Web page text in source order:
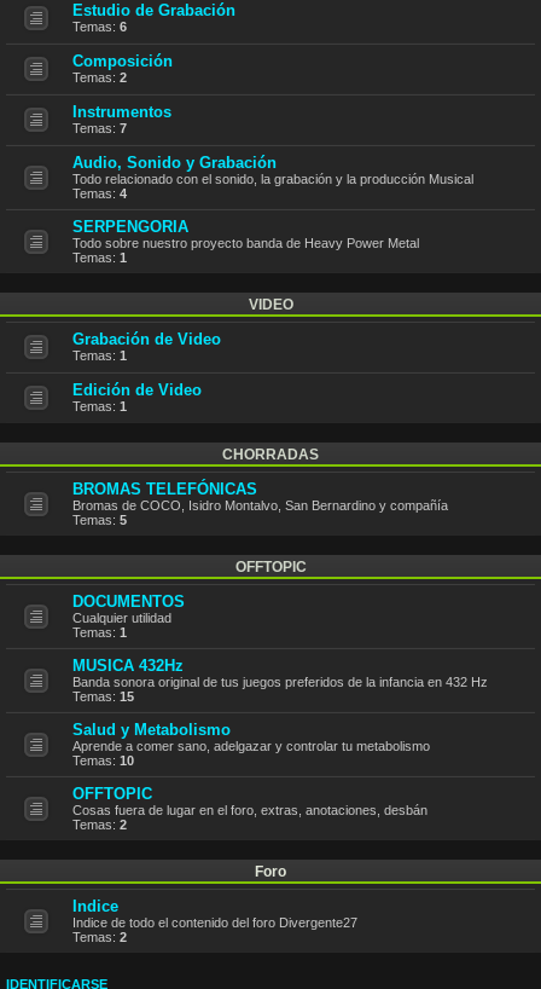
Estudio de Grabación
Temas: 6
Composición
Temas: 2
Instrumentos
Temas: 7
Audio, Sonido y Grabación
Todo relacionado con el sonido, la grabación y la producción Musical
Temas: 4
SERPENGORIA
Todo sobre nuestro proyecto banda de Heavy Power Metal
Temas: 1
VIDEO
Grabación de Video
Temas: 1
Edición de Video
Temas: 1
CHORRADAS
BROMAS TELEFÓNICAS
Bromas de COCO, Isidro Montalvo, San Bernardino y compañía
Temas: 5
OFFTOPIC
DOCUMENTOS
Cualquier utilidad
Temas: 1
MUSICA 432Hz
Banda sonora original de tus juegos preferidos de la infancia en 432 Hz
Temas: 15
Salud y Metabolismo
Aprende a comer sano, adelgazar y controlar tu metabolismo
Temas: 10
OFFTOPIC
Cosas fuera de lugar en el foro, extras, anotaciones, desbán
Temas: 2
Foro
Indice
Indice de todo el contenido del foro Divergente27
Temas: 2
IDENTIFICARSE